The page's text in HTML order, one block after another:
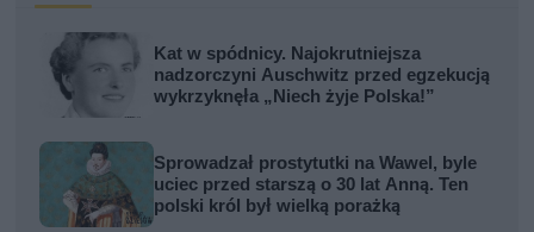
Kat w spódnicy. Najokrutniejsza
nadzorczyni Auschwitz przed egzekucją
wykrzyknęła „Niech żyje Polska!”
Sprowadzał prostytutki na Wawel, byle
uciec przed starszą o 30 lat Anną. Ten
polski król był wielką porażką